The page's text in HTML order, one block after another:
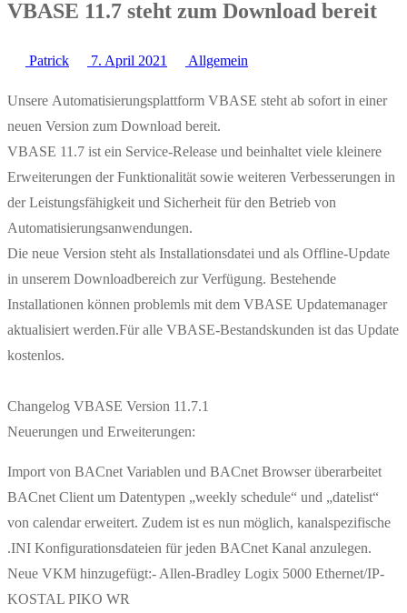
VBASE 11.7 steht zum Download bereit
Patrick 7. April 2021 Allgemein
Unsere Automatisierungsplattform VBASE steht ab sofort in einer
neuen Version zum Download bereit.
VBASE 11.7 ist ein Service-Release und beinhaltet viele kleinere
Erweiterungen der Funktionalität sowie weiteren Verbesserungen in
der Leistungsfähigkeit und Sicherheit für den Betrieb von
Automatisierungsanwendungen.
Die neue Version steht als Installationsdatei und als Offline-Update
in unserem Downloadbereich zur Verfügung. Bestehende
Installationen können problemls mit dem VBASE Updatemanager
aktualisiert werden.Für alle VBASE-Bestandskunden ist das Update
kostenlos.
Changelog VBASE Version 11.7.1
Neuerungen und Erweiterungen:
Import von BACnet Variablen und BACnet Browser überarbeitet
BACnet Client um Datentypen „weekly schedule“ und „datelist“
von calendar erweitert. Zudem ist es nun möglich, kanalspezifische
.INI Konfigurationsdateien für jeden BACnet Kanal anzulegen.
Neue VKM hinzugefügt:- Allen-Bradley Logix 5000 Ethernet/IP-
KOSTAL PIKO WR